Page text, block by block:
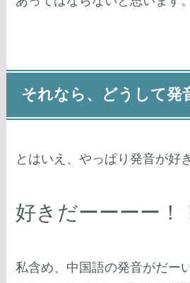
それなら、どうして発
とはいえ、やっぱり発音が好
好きだーーーー！
私含め、中国語の発音がだー